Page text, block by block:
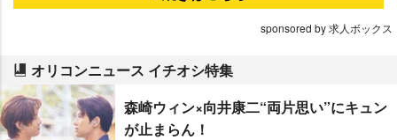
sponsored by 求人ボックス
オリコンニュース イチオシ特集
森崎ウィン×向井康二“両片思い”にキュン
が止まらん！